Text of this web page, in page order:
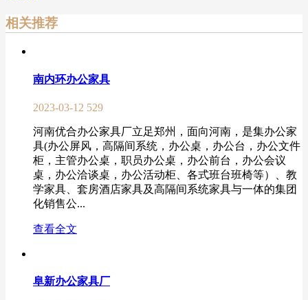
相关推荐
南内环办公家具
2023-03-12 529
河南优合办公家具厂立足郑州，面向河南，是集办公家
具(办公屏风，高隔间系统，办公桌，办公台，办公文件
柜，主管办公桌，职员办公桌，办公前台，办公会议
桌，办公洽谈桌，办公活动柜、各式班台班椅等）、教
学家具、套房酒店家具及高隔间系统家具与一体的集团
化销售公...
查看全文
阜新办公家具厂